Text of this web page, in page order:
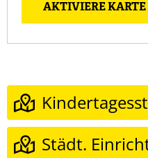
AKTIVIERE KARTE
Städt.